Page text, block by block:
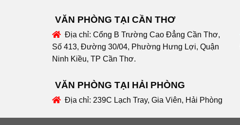
VĂN PHÒNG TẠI CẦN THƠ
Địa chỉ: Cổng B Trường Cao Đẳng Cần Thơ,
Số 413, Đường 30/04, Phường Hưng Lợi, Quận
Ninh Kiều, TP Cần Thơ.
VĂN PHÒNG TẠI HẢI PHÒNG
Địa chỉ: 239C Lạch Tray, Gia Viên, Hải Phòng